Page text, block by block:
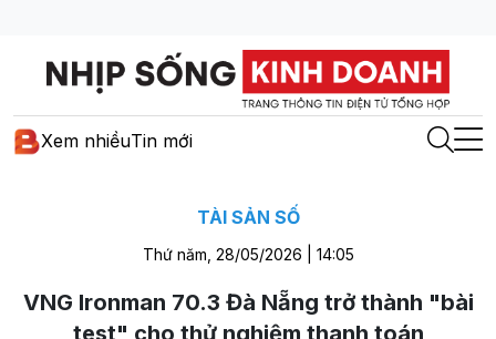
Xem nhiềuTin mới
TÀI SẢN SỐ
Thứ năm, 28/05/2026 | 14:05
VNG Ironman 70.3 Đà Nẵng trở thành "bài
test" cho thử nghiệm thanh toán